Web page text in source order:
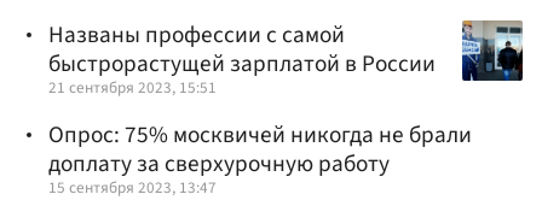
Названы профессии с самой
быстрорастущей зарплатой в России
21 сентября 2023, 15:51
Опрос: 75% москвичей никогда не брали
доплату за сверхурочную работу
15 сентября 2023, 13:47